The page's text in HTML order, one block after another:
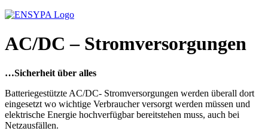
AC/DC – Stromversorgungen
…Sicherheit über alles
Batteriegestützte AC/DC- Stromversorgungen werden überall dort
eingesetzt wo wichtige Verbraucher versorgt werden müssen und
elektrische Energie hochverfügbar bereitstehen muss, auch bei
Netzausfällen.